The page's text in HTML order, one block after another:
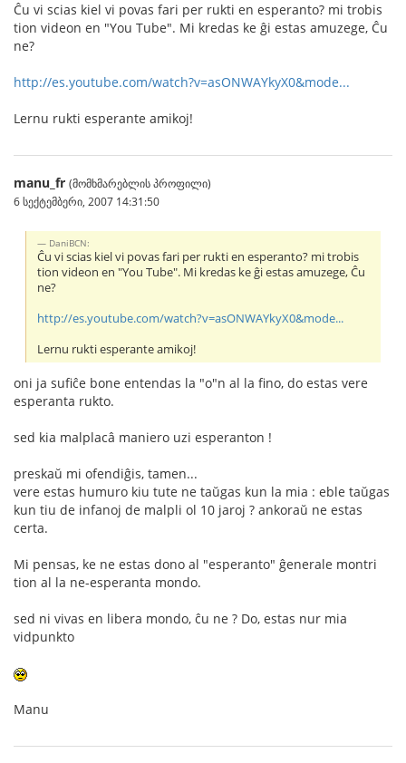
Ĉu vi scias kiel vi povas fari per rukti en esperanto? mi trobis
tion videon en "You Tube". Mi kredas ke ĝi estas amuzege, Ĉu
ne?
http://es.youtube.com/watch?v=asONWAYkyX0&mode...
Lernu rukti esperante amikoj!
manu_fr (მომხმარებლის პროფილი)
6 სექტემბერი, 2007 14:31:50
DaniBCN:
Ĉu vi scias kiel vi povas fari per rukti en esperanto? mi trobis
tion videon en "You Tube". Mi kredas ke ĝi estas amuzege, Ĉu
ne?
http://es.youtube.com/watch?v=asONWAYkyX0&mode...
Lernu rukti esperante amikoj!
oni ja sufiĉe bone entendas la "o"n al la fino, do estas vere
esperanta rukto.
sed kia malplacâ maniero uzi esperanton !
preskaŭ mi ofendiĝis, tamen...
vere estas humuro kiu tute ne taŭgas kun la mia : eble taŭgas
kun tiu de infanoj de malpli ol 10 jaroj ? ankoraŭ ne estas
certa.
Mi pensas, ke ne estas dono al "esperanto" ĝenerale montri
tion al la ne-esperanta mondo.
sed ni vivas en libera mondo, ĉu ne ? Do, estas nur mia
vidpunkto
Manu